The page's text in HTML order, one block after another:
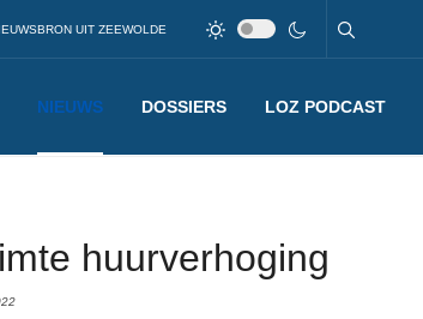
UIT ZEEWOLDE
NIEUWS DOSSIERS LOZ PODCAST
huurverhoging